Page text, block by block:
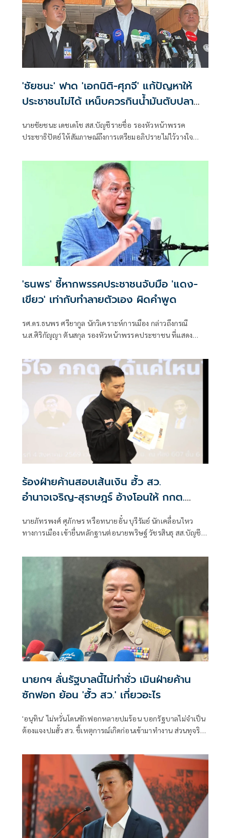
'ชัยชนะ' ฟาด 'เอกนิติ-ศุภจี' แก้ปัญหาให้
ประชาชนไม่ได้ เหน็บควรกินน้ำมันตับปลา
นายชัยชนะ เดชเดโช สส.บัญชีรายชื่อ รองหัวหน้าพรรค
ประชาธิปัตย์ ให้สัมภาษณ์ถึงการเตรียมอภิปรายไม่ไว้วางใจ
ไหร่ที่ฝ่ายค้านมีมติว่ายื่นอภิปรายไม่ไว้วางใจ พรรคร่วมฝ่าย
ค้านก็จะนำเรื่องกลับหารือแต่ละพรรค ยืนยันว่ามีความพร้อม
อยู่แล้ว ซึ่งต้องดูไทม์ไลน์ว่าพรรคประชาชนกำหนดช่วงไหน
'ธนพร' ชี้หากพรรคประชาชนจับมือ 'แดง-
เขียว' เท่ากับทำลายตัวเอง ผิดคำพูด
รศ.ดร.ธนพร ศรียากูล นักวิเคราะห์การเมือง กล่าวถึงกรณี
น.ส.ศิริกัญญา ตันสกุล รองหัวหน้าพรรคประชาชน ที่แสดง
พรรคภูมิใจไทย ก็จำเป็นต้องพูดคุยกับพรรคประชาชนด้วยว่า
ร้องฝ่ายค้านสอบเส้นเงิน ฮั้ว สว.
อำนาจเจริญ-สุราษฎร์ อ้างโอนให้ กกต.
นายภัทรพงศ์ ศุภักษร หรือทนายอั๋น บุรีรัมย์ นักเคลื่อนไหว
ทางการเมือง เข้ายื่นหลักฐานต่อนายพริษฐ์ วัชรสินธุ สส.บัญชี
กรรมการประสานงานพรรคร่วมฝ่ายค้าน (วิปฝ่ายค้าน)
นายกฯ ลั่นรัฐบาลนี้ไม่ทำชั่ว เมินฝ่ายค้าน
ซักฟอก ย้อน 'ฮั้ว สว.' เกี่ยวอะไร
'อนุทิน' ไม่หวั่นโดนซักฟอกหลายปมร้อน บอกรัฐบาลไม่จำเป็น
ต้องแจงปมฮั้ว สว. ชี้เหตุการณ์เกิดก่อนเข้ามาทำงาน ส่วนทุจริต